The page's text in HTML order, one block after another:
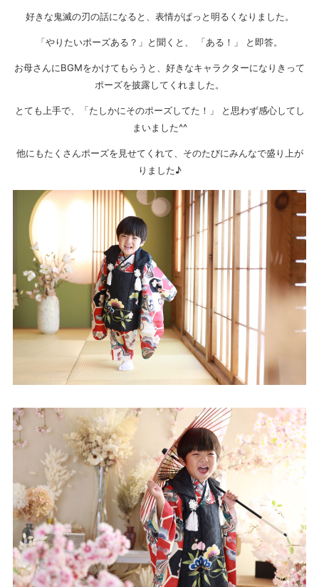
好きな鬼滅の刃の話になると、表情がぱっと明るくなりました。
「やりたいポーズある？」と聞くと、 「ある！」 と即答。
お母さんにBGMをかけてもらうと、好きなキャラクターになりきって
ポーズを披露してくれました。
とても上手で、「たしかにそのポーズしてた！」 と思わず感心してし
まいました^^
他にもたくさんポーズを見せてくれて、そのたびにみんなで盛り上が
りました♪